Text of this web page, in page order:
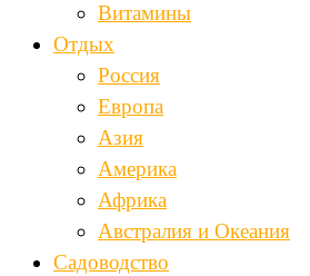
Витамины
Отдых
Россия
Европа
Азия
Америка
Африка
Австралия и Океания
Садоводство